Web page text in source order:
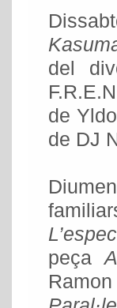
del
de
de DJ
peça